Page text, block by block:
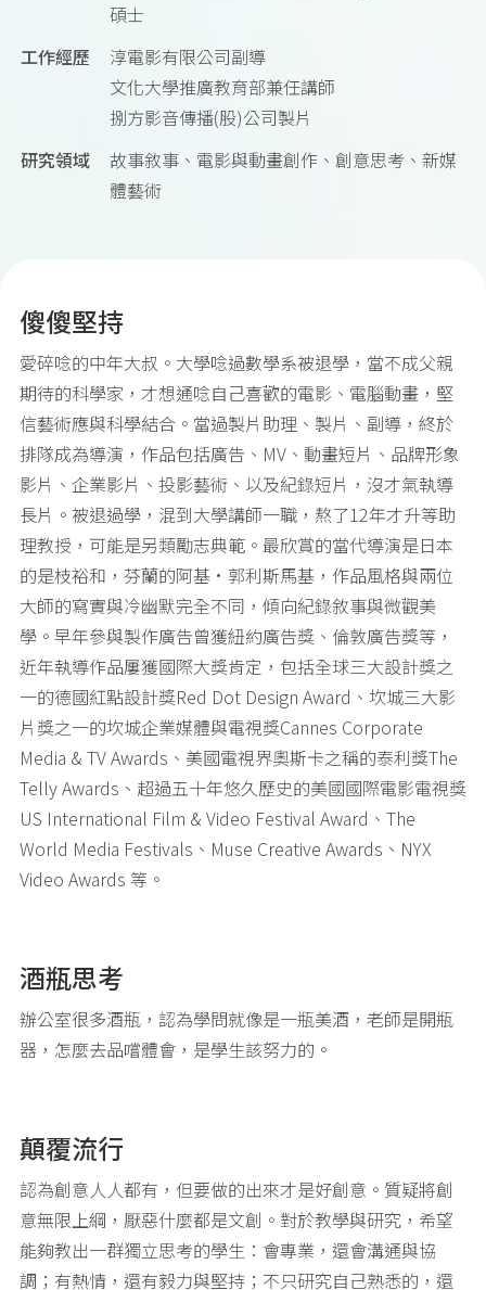
碩士
工作經歷
淳電影有限公司副導
文化大學推廣教育部兼任講師
捌方影音傳播(股)公司製片
研究領域
故事敘事、電影與動畫創作、創意思考、新媒
體藝術
傻傻堅持
愛碎唸的中年大叔。大學唸過數學系被退學，當不成父親
期待的科學家，才想通唸自己喜歡的電影、電腦動畫，堅
信藝術應與科學結合。當過製片助理、製片、副導，終於
排隊成為導演，作品包括廣告、MV、動畫短片、品牌形象
影片、企業影片、投影藝術、以及紀錄短片，沒才氣執導
長片。被退過學，混到大學講師一職，熬了12年才升等助
理教授，可能是另類勵志典範。最欣賞的當代導演是日本
的是枝裕和，芬蘭的阿基·郭利斯馬基，作品風格與兩位
大師的寫實與冷幽默完全不同，傾向紀錄敘事與微觀美
學。早年參與製作廣告曾獲紐約廣告獎、倫敦廣告獎等，
近年執導作品屢獲國際大獎肯定，包括全球三大設計獎之
一的德國紅點設計獎Red Dot Design Award、坎城三大影
片獎之一的坎城企業媒體與電視獎Cannes Corporate
Media & TV Awards、美國電視界奧斯卡之稱的泰利獎The
Telly Awards、超過五十年悠久歷史的美國國際電影電視獎
US International Film & Video Festival Award、The
World Media Festivals、Muse Creative Awards、NYX
Video Awards 等。
酒瓶思考
辦公室很多酒瓶，認為學問就像是一瓶美酒，老師是開瓶
器，怎麼去品嚐體會，是學生該努力的。
顛覆流行
認為創意人人都有，但要做的出來才是好創意。質疑將創
意無限上綱，厭惡什麼都是文創。對於教學與研究，希望
能夠教出一群獨立思考的學生：會專業，還會溝通與協
調；有熱情，還有毅力與堅持；不只研究自己熟悉的，還